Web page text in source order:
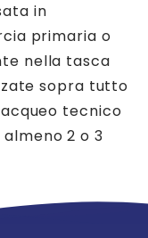
in
primaria o
nella tasca
sopra tutto
tecnico
2 o 3